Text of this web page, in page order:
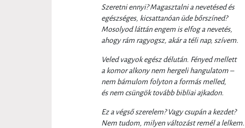
Szeretni ennyi? Magasztalni a nevetésed és
egészséges, kicsattanóan üde bőrszíned?
Mosolyod láttán engem is elfog a nevetés,
ahogy rám ragyogsz, akár a téli nap, szívem.
Veled vagyok egész délután. Fényed mellett
a komor alkony nem hergeli hangulatom –
nem bámulom folyton a formás melled,
és nem csüngök tovább bibliai ajkadon.
Ez a végső szerelem? Vagy csupán a kezdet?
Nem tudom, milyen változást remél a lelkem.